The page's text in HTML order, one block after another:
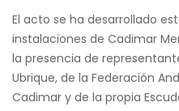
El acto se ha desarrollado
instalaciones de Cadimar
la presencia de
Ubrique, de la Federación
Cadimar y de la propia